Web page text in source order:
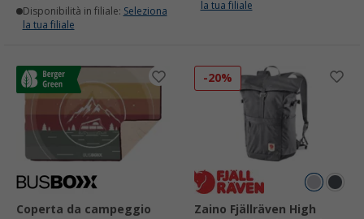
Disponibilità in filiale: Seleziona
la tua filiale
la tua filiale
Coperta da campeggio
-20%
Zaino Fjällräven High